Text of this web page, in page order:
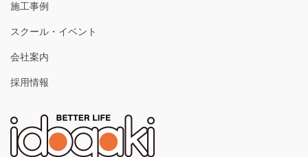
施工事例
スクール・イベント
会社案内
採用情報